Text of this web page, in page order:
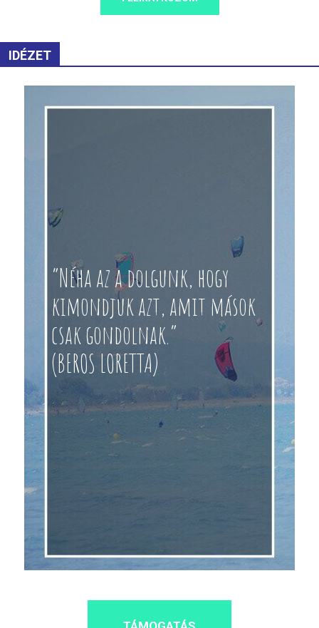
IDÉZET
“Néha az a dolgunk, hogy
kimondjuk azt, amit mások
csak gondolnak.”
(BEROS LORETTA)